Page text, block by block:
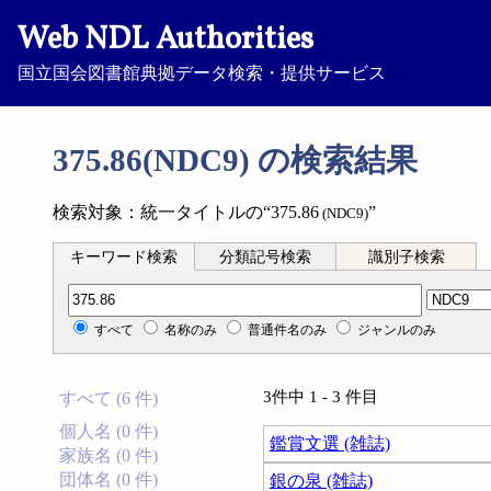
Web NDL Authorities
国立国会図書館典拠データ検索・提供サービス
375.86(NDC9) の検索結果
検索対象：統一タイトルの“375.86 (NDC9)”
キーワード検索 分類記号検索 識別子検索
分類記号検索
すべて 名称のみ 普通件名のみ ジャンルのみ
すべて (6 件)
個人名 (0 件)
家族名 (0 件)
団体名 (0 件)
3件中 1 - 3 件目
鑑賞文選 (雑誌)
銀の泉 (雑誌)